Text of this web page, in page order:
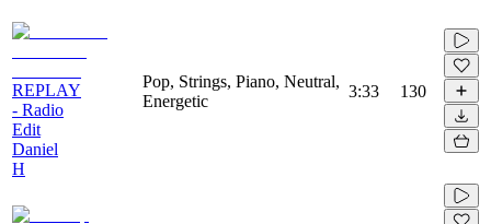
REPLAY
- Radio
Edit
Daniel
H
Pop, Strings, Piano, Neutral,
Energetic
3:33 130